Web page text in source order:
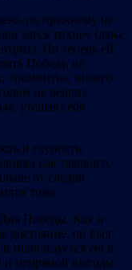
по прежнему не
здесь тихие» (даже
Но теперь ей
Победу, не
«помнить», ничего
не решать
утешая себя
и глупость,
как такового.
от следов
тоже.
Дня Победы. Как и
достояние, он был
используется ею в
и непрямой выгоды.